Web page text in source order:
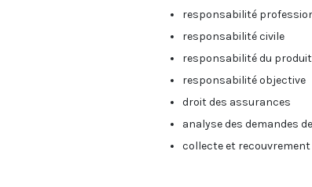
responsabilité
responsabilité civile
responsabilité du produit
responsabilité objective
droit des assurances
analyse des demandes
collecte et